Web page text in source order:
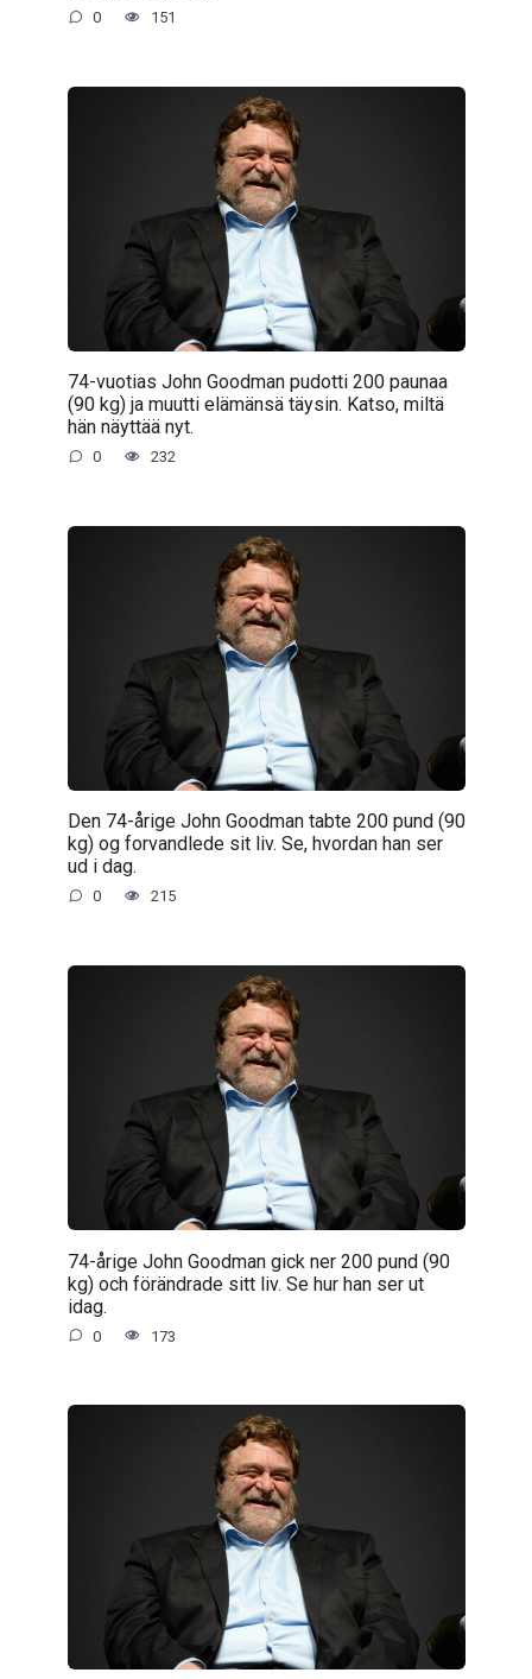
0 151
74-vuotias John Goodman pudotti 200 paunaa
(90 kg) ja muutti elämänsä täysin. Katso, miltä
hän näyttää nyt.
0 232
Den 74-årige John Goodman tabte 200 pund (90
kg) og forvandlede sit liv. Se, hvordan han ser
ud i dag.
0 215
74-årige John Goodman gick ner 200 pund (90
kg) och förändrade sitt liv. Se hur han ser ut
idag.
0 173